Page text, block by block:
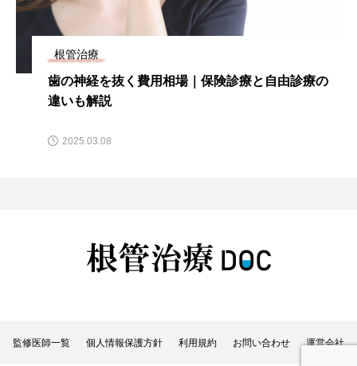
根管治療
歯の神経を抜く費用相場｜保険診療と自由診療の
違いも解説
2025.03.08
監修医師一覧 個人情報保護方針 利用規約 お問い合わせ 運営会社